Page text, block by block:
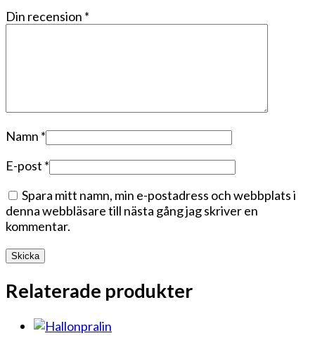
Din recension *
Namn *
E-post *
Spara mitt namn, min e-postadress och webbplats i
denna webbläsare till nästa gång jag skriver en
kommentar.
Relaterade produkter